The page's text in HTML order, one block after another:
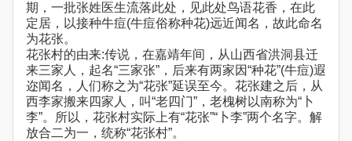
期，一批张姓医生流落此处，见此处鸟语花香，在此
定居，以接种牛痘(牛痘俗称种花)远近闻名，故此命名
为花张。
花张村的由来:传说，在嘉靖年间，从山西省洪洞县迁
来三家人，起名“三家张”，后来有两家因“种花”(牛痘)遐
迩闻名，人们称之为“花张”延误至今。花张建之后，从
西李家搬来四家人，叫“老四门”，老槐树以南称为“卜
李”。所以，花张村实际上有“花张”“卜李”两个名字。解
放合二为一，统称“花张村”。